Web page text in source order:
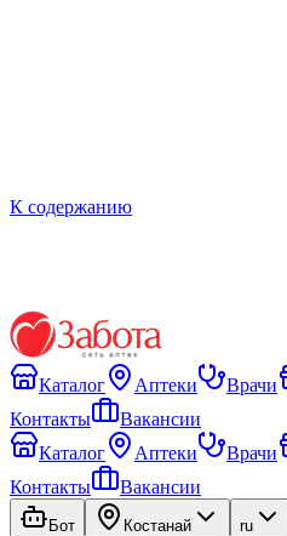
К содержанию
Каталог Аптеки Врачи
Контакты
Вакансии
Каталог
Аптеки Врачи
Контакты
Вакансии
Бот Костанай ru